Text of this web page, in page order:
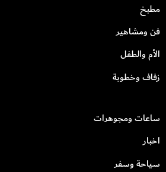
مطبخ
فن ومشاهير
الأم والطفل
زفاف وخطوبة
ساعات ومجوهرات
اخبار
سياحة وسفر